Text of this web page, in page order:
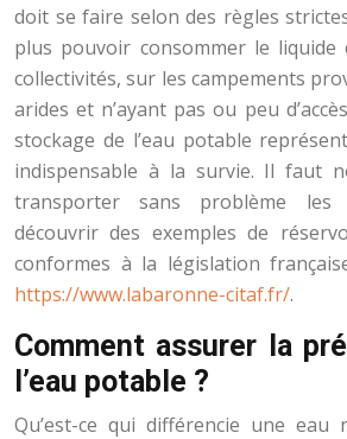
doit se faire selon des règles
plus pouvoir consommer le liquide
collectivités, sur les campements
arides et n’ayant pas ou peu
stockage de l’eau potable
indispensable à la survie. Il faut
transporter sans problème les
découvrir des exemples de
conformes à la législation
https://www.labaronne-citaf.fr/.
Comment assurer la
l’eau potable ?
Qu’est-ce qui différencie une eau